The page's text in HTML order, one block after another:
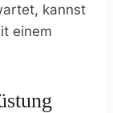
kannst
einem